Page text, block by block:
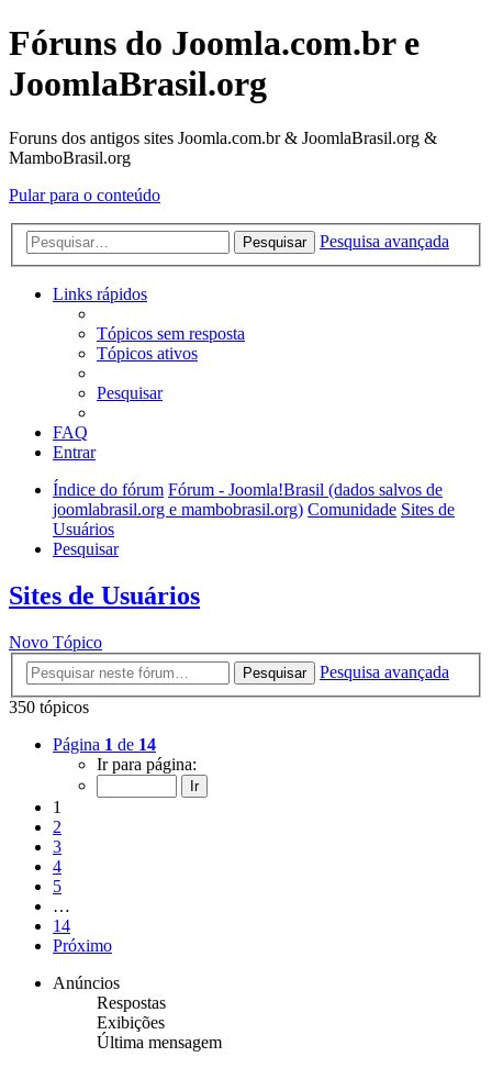
Fóruns do Joomla.com.br e
JoomlaBrasil.org
Foruns dos antigos sites Joomla.com.br & JoomlaBrasil.org &
MamboBrasil.org
Pular para o conteúdo
Pesquisar Pesquisa avançada
Links rápidos
Tópicos sem resposta
Tópicos ativos
Pesquisar
FAQ
Entrar
Índice do fórum Fórum - Joomla!Brasil (dados salvos de
joomlabrasil.org e mambobrasil.org) Comunidade Sites de
Usuários
Pesquisar
Sites de Usuários
Novo Tópico
Pesquisar
Pesquisa avançada
350 tópicos
Página 1 de 14
Ir para página:
1
2
3
4
5
…
14
Próximo
Anúncios
Respostas
Exibições
Última mensagem